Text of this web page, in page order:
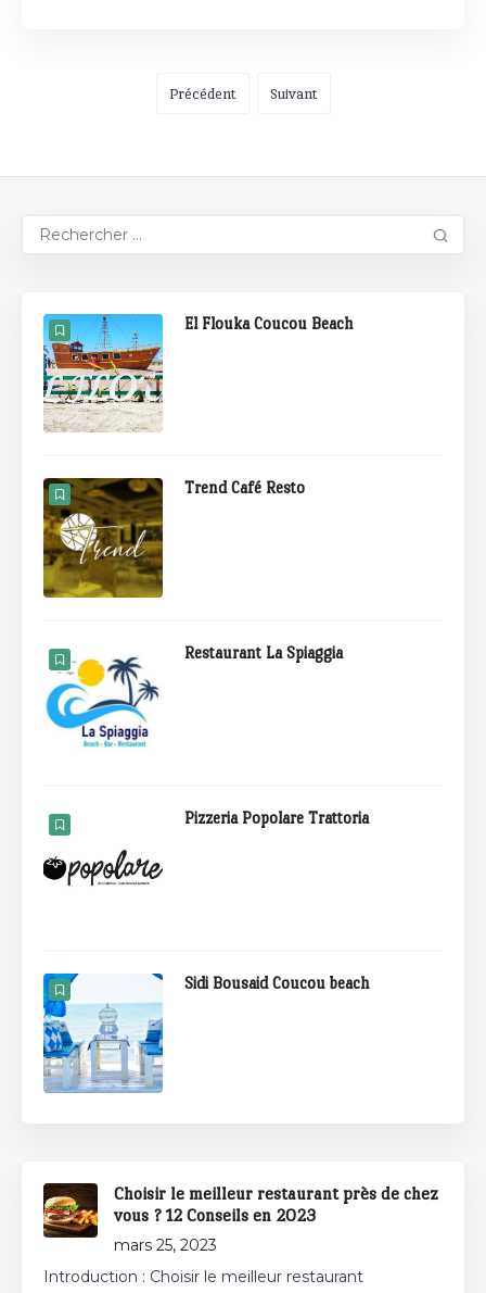
Précédent Suivant
El Flouka Coucou Beach
Trend Café Resto
Restaurant La Spiaggia
Pizzeria Popolare Trattoria
Sidi Bousaid Coucou beach
Choisir le meilleur restaurant près de chez
vous ? 12 Conseils en 2023
mars 25, 2023
Introduction : Choisir le meilleur restaurant